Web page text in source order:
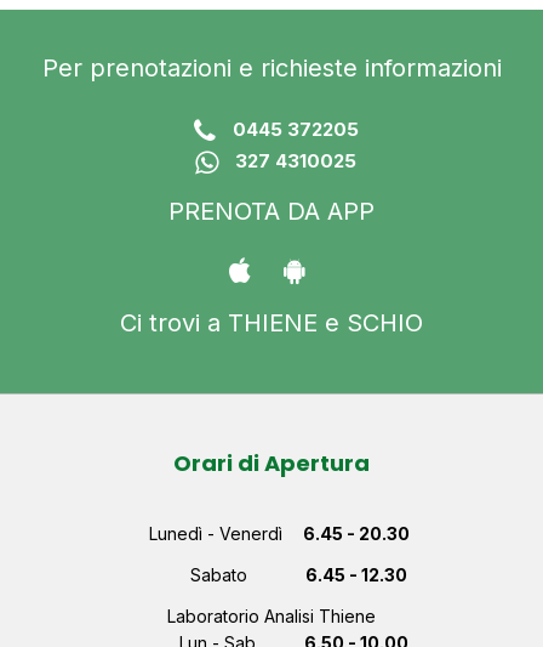
Per prenotazioni e richieste informazioni
0445 372205
327 4310025
PRENOTA DA APP
Ci trovi a THIENE e SCHIO
Orari di Apertura
Lunedì - Venerdì
6.45 - 20.30
Sabato
6.45 - 12.30
Laboratorio Analisi Thiene
Lun - Sab
6.50 - 10.00